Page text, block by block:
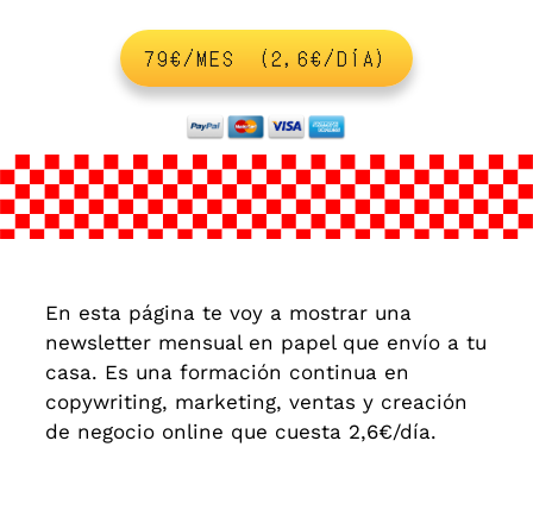
79€/MES (2,6€/DÍA)
En esta página te voy a mostrar una
newsletter mensual en papel que envío a tu
casa. Es una formación continua en
copywriting, marketing, ventas y creación
de negocio online que cuesta 2,6€/día.